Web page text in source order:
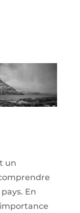
un
En